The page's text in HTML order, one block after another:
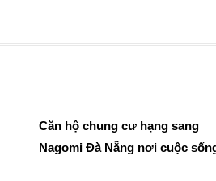
Căn hộ chung cư hạng sang
Nagomi Đà Nẵng nơi cuộc